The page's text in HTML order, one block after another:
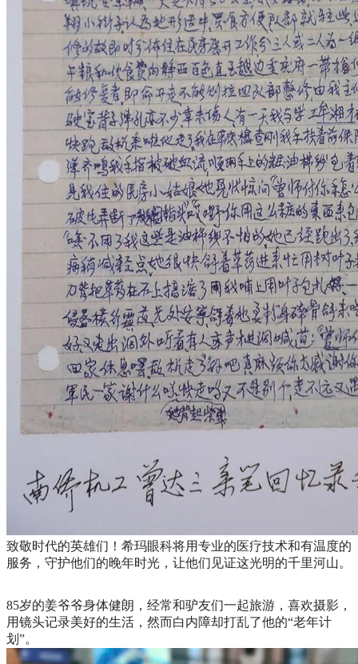
致敬时代的英雄们！希玛眼科将用专业的医疗技术和有温度的
服务，守护他们的晚年时光，让他们见证这光明的千里河山。
85岁的姜爷爷身体健朗，经常和驴友们一起旅游，喜欢摄影，
用镜头记录美好的生活，然而白内障却打乱了他的“老年计
划”。